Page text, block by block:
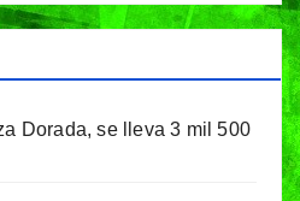
Dorada, se lleva 3 mil 500